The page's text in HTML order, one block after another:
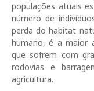
populações atuais
número de
perda do habitat
humano, é a maior
que sofrem com
rodovias e
agricultura.